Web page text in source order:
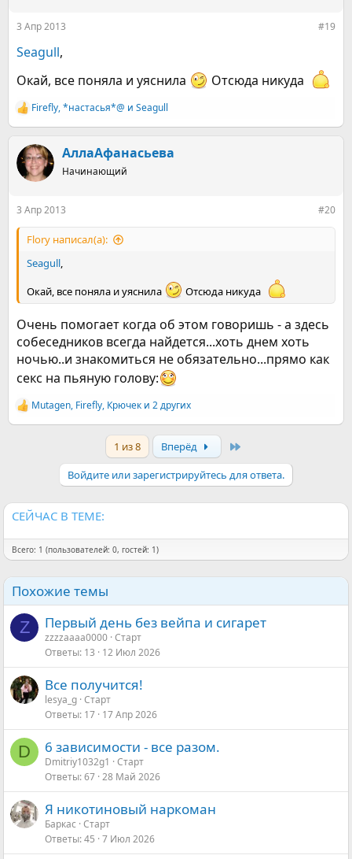
3 Апр 2013 #19
Seagull,
Окай, все поняла и уяснила
Отсюда никуда
Р
е
к
ц
и
Firefly,*настасья*@ и Seagull
АллаАфанасьева
Начинающий
3 Апр 2013 #20
Flory написал(а):
Seagull,
Окай, все поняла и уяснила
Отсюда никуда
Очень помогает когда об этом говоришь - а здесь
собеседников всегда найдется...хоть днем хоть
ночью..и знакомиться не обязательно...прямо как
секс на пьяную голову:
Р
е
Mutagen, Firefly, Крючек и 2 других
1 из 8 Вперёд
Войдите или зарегистрируйтесь для ответа.
СЕЙЧАС В ТЕМЕ:
Всего: 1 (пользователей: 0, гостей: 1)
Похожие темы
Z Первый день без вейпа и сигарет
zzzzaaaa0000 Старт
Ответы 13 12 Июл 2026
Все получится!
lesya_g Старт
Ответы 17 17 Апр 2026
D 6 зависимости - все разом.
Dmitriy1032g1
Старт
Ответы 67 28 Май 2026
Я никотиновый наркоман
Баркас Старт
Ответы 45 7 Июл 2026